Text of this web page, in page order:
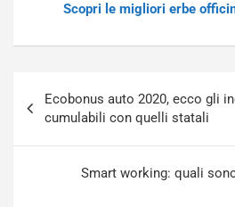
Scopri le migliori erbe
articoli
Ecobonus auto 2020, ecco gli
cumulabili con quelli statali
Smart working: quali